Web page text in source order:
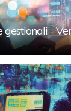
gestionali -